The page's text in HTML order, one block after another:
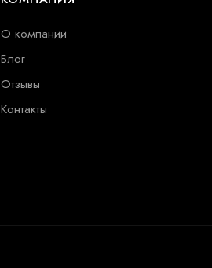
О компании
Блог
Отзывы
Контакты